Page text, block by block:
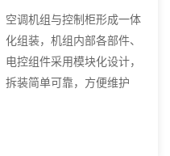
空调机组与控制柜形成一体
化组装，机组内部各部件、
电控组件采用模块化设计，
拆装简单可靠，方便维护